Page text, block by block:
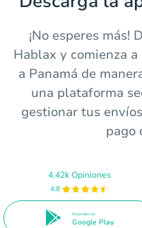
¡No esperes más!
Hablax y comienza
a Panamá de
una plataforma
gestionar tus
pago
4.42k Opiniones
4.8
Disponible en
Google Play